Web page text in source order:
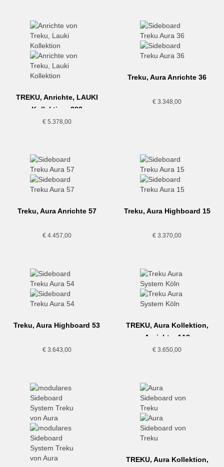
TREKU, Anrichte, LAUKI
Kollektion, 283
€5.378,00
Treku, Aura Anrichte 36
€ 3.348,00
Treku, Aura Anrichte 57
€4.457,00
Treku, Aura Highboard 15
€ 3.370,00
Treku, Aura Highboard 53
€3.643,00
TREKU, Aura Kollektion,
Anrichte, A18
€ 3.650,00
TREKU, Aura Kollektion,